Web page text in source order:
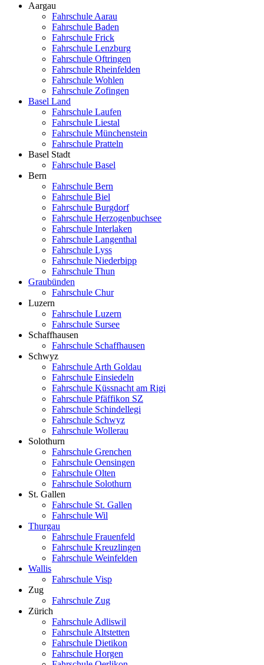
Aargau
Fahrschule Aarau
Fahrschule Baden
Fahrschule Frick
Fahrschule Lenzburg
Fahrschule Oftringen
Fahrschule Rheinfelden
Fahrschule Wohlen
Fahrschule Zofingen
Basel Land
Fahrschule Laufen
Fahrschule Liestal
Fahrschule Münchenstein
Fahrschule Pratteln
Basel Stadt
Fahrschule Basel
Bern
Fahrschule Bern
Fahrschule Biel
Fahrschule Burgdorf
Fahrschule Herzogenbuchsee
Fahrschule Interlaken
Fahrschule Langenthal
Fahrschule Lyss
Fahrschule Niederbipp
Fahrschule Thun
Graubünden
Fahrschule Chur
Luzern
Fahrschule Luzern
Fahrschule Sursee
Schaffhausen
Fahrschule Schaffhausen
Schwyz
Fahrschule Arth Goldau
Fahrschule Einsiedeln
Fahrschule Küssnacht am Rigi
Fahrschule Pfäffikon SZ
Fahrschule Schindellegi
Fahrschule Schwyz
Fahrschule Wollerau
Solothurn
Fahrschule Grenchen
Fahrschule Oensingen
Fahrschule Olten
Fahrschule Solothurn
St. Gallen
Fahrschule St. Gallen
Fahrschule Wil
Thurgau
Fahrschule Frauenfeld
Fahrschule Kreuzlingen
Fahrschule Weinfelden
Wallis
Fahrschule Visp
Zug
Fahrschule Zug
Zürich
Fahrschule Adliswil
Fahrschule Altstetten
Fahrschule Dietikon
Fahrschule Horgen